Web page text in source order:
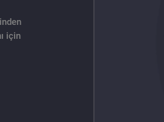
için